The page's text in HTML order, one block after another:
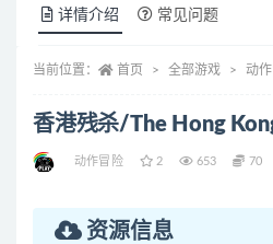
详情介绍 常见问题
当前位置： 首页 全部游戏 动
香港残杀/The Hong
动作冒险 2 653 70
资源信息